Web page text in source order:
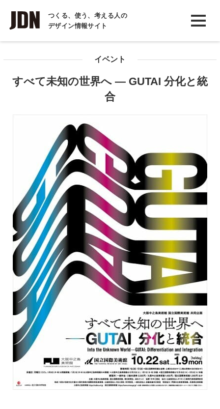
つくる、使う、考える人の
デザイン情報サイト
INTERVIEW
インタビュー
イベント
すべて未知の世界へ ― GUTAI 分化と統
合